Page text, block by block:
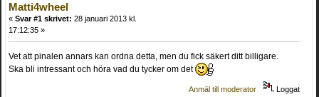
Matti4wheel
« Svar #1 skrivet: 28 januari 2013 kl.
17:12:35 »
Vet att pinalen annars kan ordna detta, men du fick säkert ditt billigare.
Ska bli intressant och höra vad du tycker om det
Anmäl till moderator Loggat